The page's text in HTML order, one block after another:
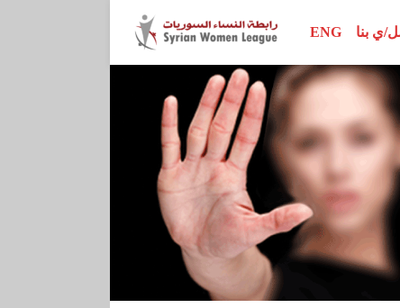
محور الأبحاث
محور المناصرة
محور سيداو
القرار 1325
محور الدستور
اتفاقيات وإعلانات
تقارير ودراسات
أدلة تدريبية
مراجع أخرى
إصدارات الرابطة
نساء رائدات
ي بنا ENG